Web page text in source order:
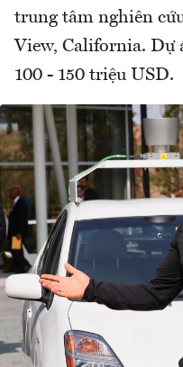
trung tâm nghiên
View, California. Dự
100 - 150 triệu USD.